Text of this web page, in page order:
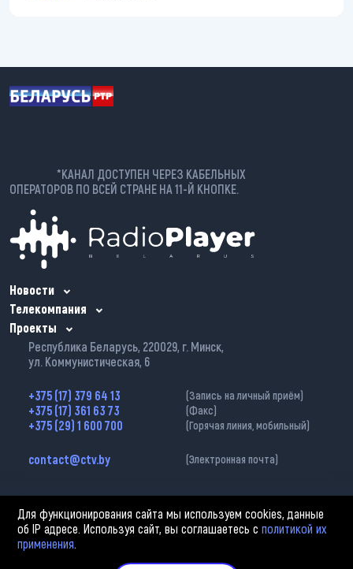
*КАНАЛ ДОСТУПЕН ЧЕРЕЗ КАБЕЛЬНЫХ
ОПЕРАТОРОВ ПО ВСЕЙ СТРАНЕ НА 11-Й КНОПКЕ.
Новости
Телекомпания
Проекты
Республика Беларусь, 220029, г. Минск,
ул. Коммунистическая, 6
+375 (17) 379 64 13 (Запись на личный приём)
+375 (17) 361 63 73 (Факс)
+375 (29) 1 600 700 (Горячая линия, мобильный)
contact@ctv.by (Электронная почта)
2002—2026 © ЗАО «Столичное телевидение». При любом использовании
материалов активная гиперссылка на «belarus-news.by» обязательна.
Для функционирования сайта мы используем cookies, данные
об IP адресе. Используя сайт, вы соглашаетесь сполитикой их
применения.